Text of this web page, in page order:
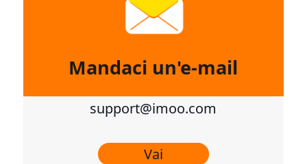
Mandaci un'e-mail
support@imoo.com
Vai